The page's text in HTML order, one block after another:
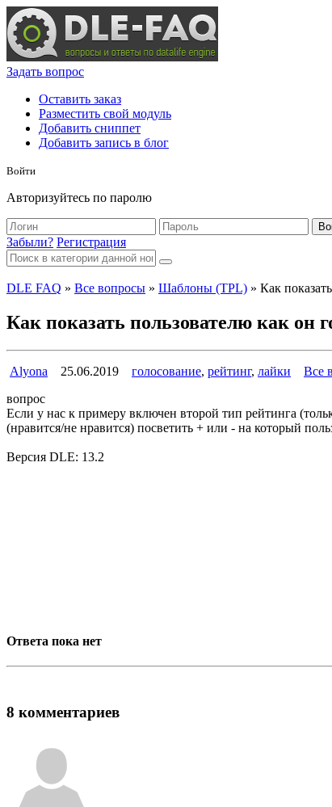
Задать вопрос
Оставить заказ
Разместить свой модуль
Добавить сниппет
Добавить запись в блог
Войти
Авторизуйтесь по паролю
Забыли? Регистрация
DLE FAQ » Все вопросы » Шаблоны (TPL) » Как
Как показать пользователю как он
Alyona 25.06.2019 голосование, рейтинг, лайки Все
вопрос
Если у нас к примеру включен второй тип рейтинга
(нравится/не нравится) посветить + или - на который
Версия DLE: 13.2
Ответа пока нет
8 комментариев